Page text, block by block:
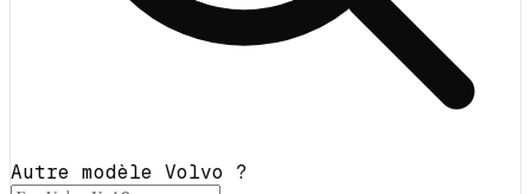
Autre modèle Volvo ?